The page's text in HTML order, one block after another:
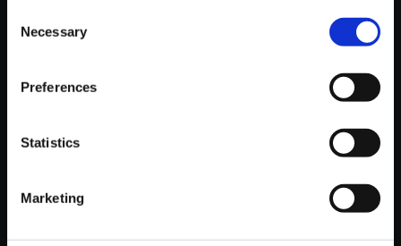
Selection
Necessary
Preferences
Statistics
Marketing